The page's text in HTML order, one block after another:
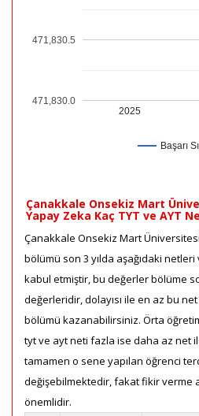
Başarı
2025
471,830.0
471,830.5
Çanakkale Onsekiz Mart
Yapay Zeka Kaç TYT ve AYT
Çanakkale Onsekiz Mart Üniversitesi
bölümü son 3 yılda aşağıdaki
kabul etmiştir, bu değerler bölüme
değerleridir, dolayısı ile en az bu
bölümü kazanabilirsiniz. Örta
tyt ve ayt neti fazla ise daha az net
tamamen o sene yapılan öğrenci
değişebilmektedir, fakat fikir verme
önemlidir.